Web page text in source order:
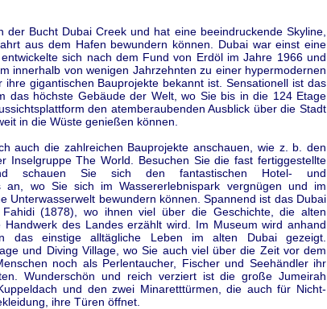
der Bucht Dubai Creek und hat eine beeindruckende Skyline,
aus dem Hafen bewundern können. Dubai war einst eine
sich nach dem Fund von Erdöl im Jahre 1966 und
innerhalb von wenigen Jahrzehnten zu einer hypermodernen
gigantischen Bauprojekte bekannt ist. Sensationell ist das
das höchste Gebäude der Welt, wo Sie bis in die 124 Etage
den atemberaubenden Ausblick über die Stadt
in die Wüste genießen können.
auch die zahlreichen Bauprojekte anschauen, wie z. b. den
Inselgruppe The World. Besuchen Sie die fast fertiggestellte
schauen Sie sich den fantastischen Hotel- und
an, wo Sie sich im Wassererlebnispark vergnügen und im
Unterwasserwelt bewundern können. Spannend ist das Dubai
(1878), wo ihnen viel über die Geschichte, die alten
Handwerk des Landes erzählt wird. Im Museum wird anhand
das einstige alltägliche Leben im alten Dubai gezeigt.
und Diving Village, wo Sie auch viel über die Zeit vor dem
noch als Perlentaucher, Fischer und Seehändler ihr
Wunderschön und reich verziert ist die große Jumeirah
und den zwei Minaretttürmen, die auch für Nicht-
ihre Türen öffnet.